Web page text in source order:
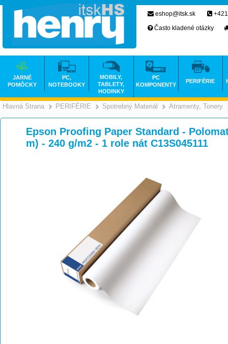
Hlavná Strana >
PERIFÉRIE >
Spotrebný Materiál >
Atramenty, Tonery
Epson Proofing Paper Standard -
m) - 240 g/m2 - 1 role nát C13S045111
eshop@itsk.sk
Často kladené otázky
JARNÉ
POMÔCKY
PC,
NOTEBOOKY
MOBILY,
TABLETY,
HODINKY
PC
KOMPONENTY
PERIFÉRIE